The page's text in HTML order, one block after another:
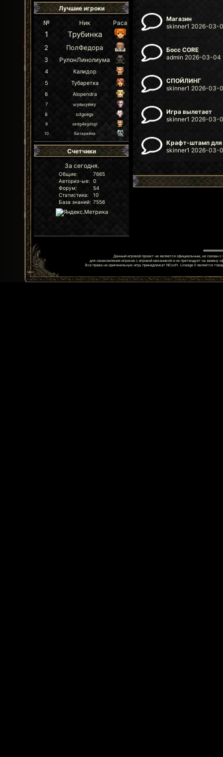
Лучшие игроки
№
Ник Раса
1 Трубинка
2 ПолФедора
3 РулонЛинолиума
4
Калидор
5
Тубаретка
6 Alopendra
7
ыуеыуему
8
sdgsegs
9
sedg4egdsgt
10
Батарейка
Счетчики
За сегодня.
Общие:
7665
Авториз-ые: 0
Форум:
54
Статистика:
10
База знаний: 7556
Магазин
skinner1 2026-03-
Босс CORE
admin 2026-03-04
СПОЙЛИНГ
skinner1 2026-03-
Игра вылетает
skinner1 2026-03-
Крафт-штамп для
skinner1 2026-03-
Данный игровой проект не является официальным, не связан
для ознакомления игроков с игровой механикой и не претендует на
Все права на оригинальную игру принадлежат NCsoft. Lineage II является